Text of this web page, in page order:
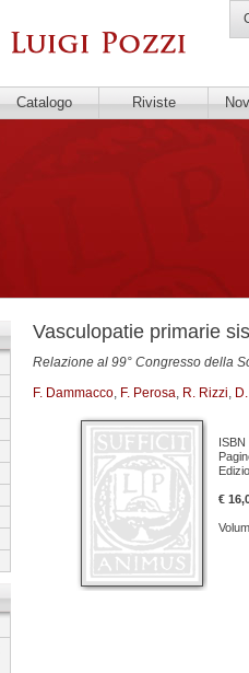
Catalogo Riviste
Vasculopatie primarie
Relazione al 99° Congresso della
F. Dammacco, F. Perosa, R. Rizzi,
€